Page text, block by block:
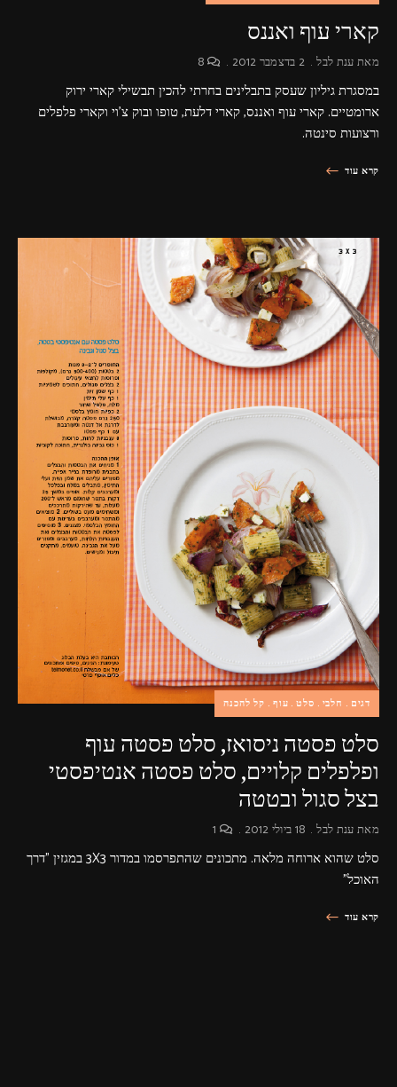
קארי עוף ואננס
מאתענת לבל 2 בדצמבר 2012
במסגרת גיליון שעסק בתבלינים בחרתי להכין תבשילי קארי ירוק
ארומטיים. קארי עוף ואננס, קארי דלעת, טופו ובוק צ'וי וקארי פלפלים
ורצועות סינטה.
קרא עוד
דגים חלבי סלט עוף קל להכנה
סלט פסטה ניסואז, סלט פסטה עוף
ופלפלים קלויים, סלט פסטה אנטיפסטי
בצל סגול ובטטה
מאתענת לבל 18 ביולי 2012
סלט שהוא ארוחה מלאה. מתכונים שהתפרסמו במדור 3X3 במגזין "דרך
האוכל"
קרא עוד